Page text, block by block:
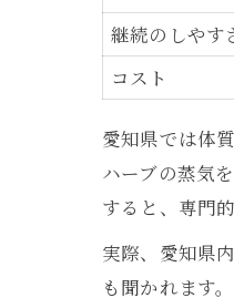
継続のしやす
コスト
愛知県では体
ハーブの蒸気
すると、専門
実際、愛知県
も聞かれます